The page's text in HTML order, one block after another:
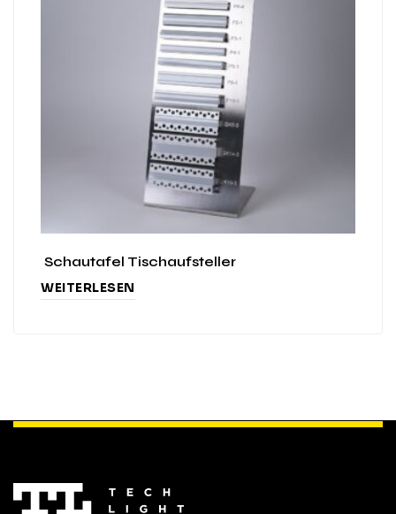
Schautafel Tischaufsteller
WEITERLESEN